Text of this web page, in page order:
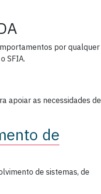
por qualquer
SFIA.
apoiar as necessidades de
de
de sistemas, de